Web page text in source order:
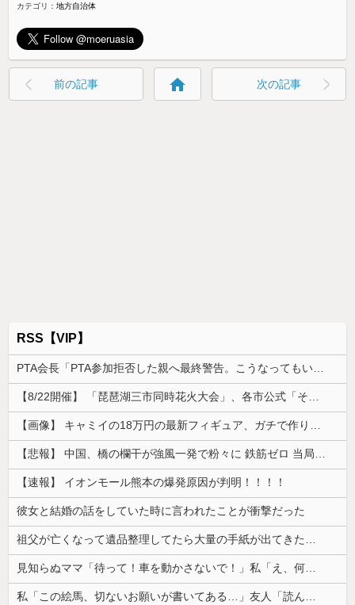
カテゴリ：地方自治体
前の記事 home 次の記事
RSS【VIP】
【速報】 イオンモール熊本の爆発原因が判明！！！！
彼女と結婚の話をしていた時に言われたことが衝撃だった